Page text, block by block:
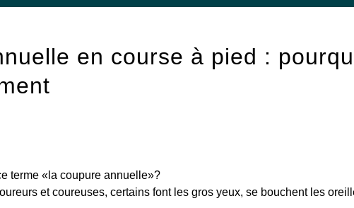
en course à pied :
terme «la coupure annuelle»?
et coureuses, certains font les gros yeux, se bouchent les